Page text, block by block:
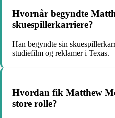
Hvornår begyndte
skuespillerkarriere?
Han begyndte sin
studiefilm og reklamer i Texas.
Hvordan fik Matthew
store rolle?